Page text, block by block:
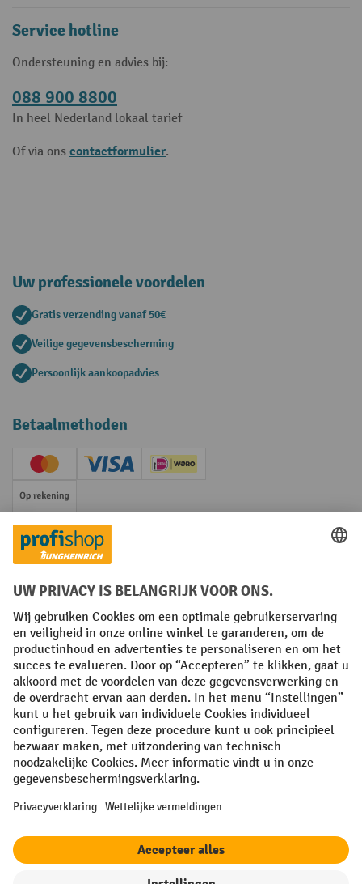
Service hotline
Ondersteuning en advies bij:
088 900 8800
In heel Nederland lokaal tarief
Of via ons contactformulier.
Uw professionele voordelen
Gratis verzending vanaf 50€
Veilige gegevensbescherming
Persoonlijk aankoopadvies
Betaalmethoden
Creditcard (Master)Creditcard (Visa)iDEAL | Wero
Op rekening
Sociale netwerken
Facebook
YouTube
LinkedIn
Instagram
Algemene leveringsvoorwaarden Copyright
Privacyverklaring Privacy Instellingen
All prices excl. VAT plusshipping costsand possible delivery charges,
if not stated otherwise.
¹ De korting is geldig zolang de voorraad strekt. De korting is niet van
procentuele kortingen of vouchers is niet mogelijk. | ² De korting
nieuwsbrief. De voucher is 10 dagen geldig en kan online worden
ingewisseld vanaf een netto bestelwaarde van €250. De hoogte van de
korting varieert per productcategorie en is maximaal 10%. Elektrische